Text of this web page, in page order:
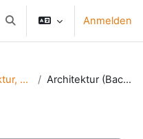
Sucheingabe umschalten
Anmelden
Innenarchitektur, Architektur, Design Architektur (Bachelor)